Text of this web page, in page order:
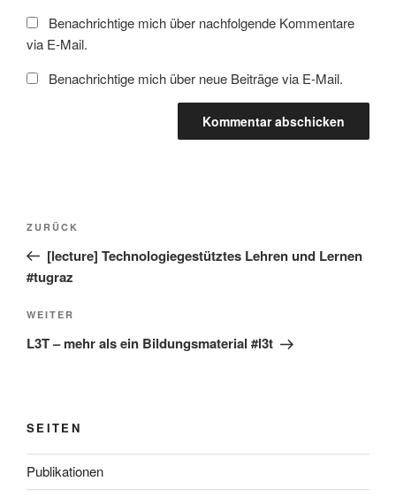
Benachrichtige mich über nachfolgende Kommentare
via E-Mail.
Benachrichtige mich über neue Beiträge via E-Mail.
Beitragsnavigation
Vorheriger
Beitrag
ZURÜCK
[lecture] Technologiegestütztes Lehren und Lernen
#tugraz
Nächster
Beitrag
WEITER
L3T – mehr als ein Bildungsmaterial #l3t
SEITEN
Publikationen